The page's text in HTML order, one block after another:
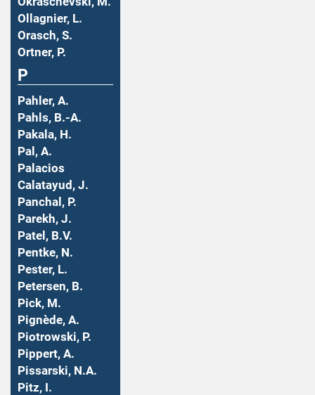
Ollagnier, L.
Orasch, S.
Ortner, P.
P
Pahler, A.
Pahls, B.-A.
Pakala, H.
Pal, A.
Palacios
Calatayud, J.
Panchal, P.
Parekh, J.
Patel, B.V.
Pentke, N.
Pester, L.
Petersen, B.
Pick, M.
Pignède, A.
Piotrowski, P.
Pippert, A.
Pissarski, N.A.
Pitz, I.